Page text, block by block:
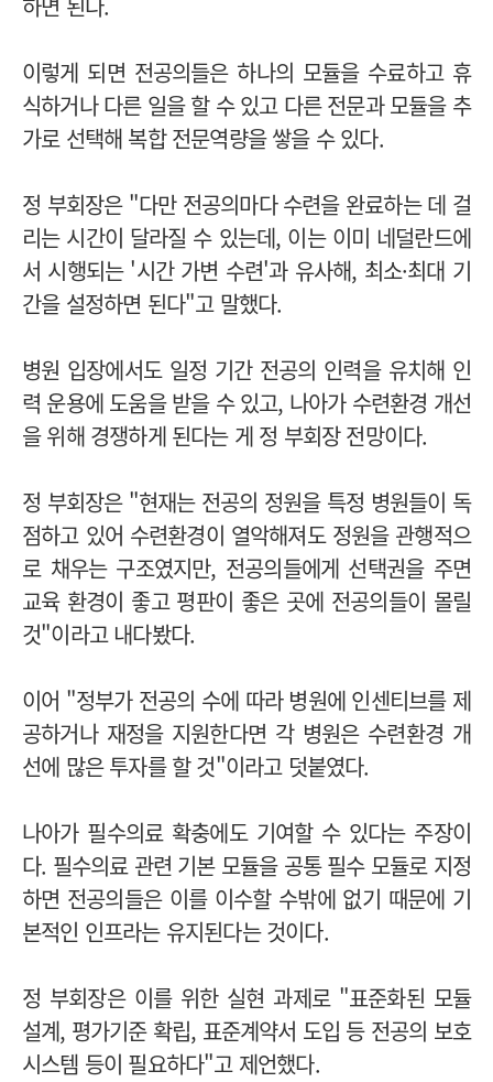
하면 된다.
이렇게 되면 전공의들은 하나의 모듈을 수료하고 휴
식하거나 다른 일을 할 수 있고 다른 전문과 모듈을 추
가로 선택해 복합 전문역량을 쌓을 수 있다.
정 부회장은 "다만 전공의마다 수련을 완료하는 데 걸
리는 시간이 달라질 수 있는데, 이는 이미 네덜란드에
서 시행되는 '시간 가변 수련'과 유사해, 최소·최대 기
간을 설정하면 된다"고 말했다.
병원 입장에서도 일정 기간 전공의 인력을 유치해 인
력 운용에 도움을 받을 수 있고, 나아가 수련환경 개선
을 위해 경쟁하게 된다는 게 정 부회장 전망이다.
정 부회장은 "현재는 전공의 정원을 특정 병원들이 독
점하고 있어 수련환경이 열악해져도 정원을 관행적으
로 채우는 구조였지만, 전공의들에게 선택권을 주면
교육 환경이 좋고 평판이 좋은 곳에 전공의들이 몰릴
것"이라고 내다봤다.
이어 "정부가 전공의 수에 따라 병원에 인센티브를 제
공하거나 재정을 지원한다면 각 병원은 수련환경 개
선에 많은 투자를 할 것"이라고 덧붙였다.
나아가 필수의료 확충에도 기여할 수 있다는 주장이
다. 필수의료 관련 기본 모듈을 공통 필수 모듈로 지정
하면 전공의들은 이를 이수할 수밖에 없기 때문에 기
본적인 인프라는 유지된다는 것이다.
정 부회장은 이를 위한 실현 과제로 "표준화된 모듈
설계, 평가기준 확립, 표준계약서 도입 등 전공의 보호
시스템 등이 필요하다"고 제언했다.